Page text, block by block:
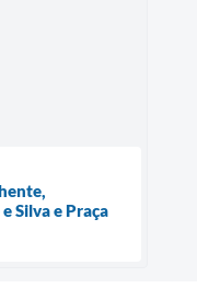
Silva e Praça